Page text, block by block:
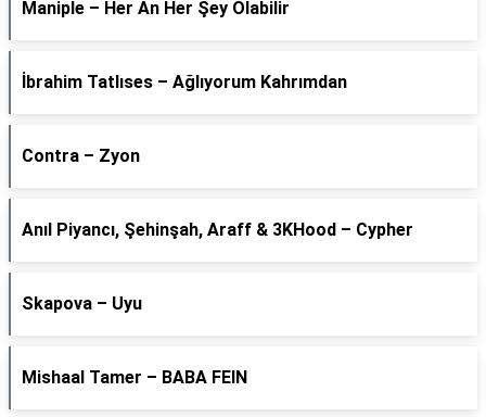
Maniple – Her An Her Şey Olabilir
İbrahim Tatlıses – Ağlıyorum Kahrımdan
Contra – Zyon
Anıl Piyancı, Şehinşah, Araff & 3KHood – Cypher
Skapova – Uyu
Mishaal Tamer – BABA FEIN